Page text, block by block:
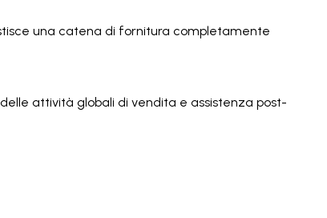
una catena di fornitura completamente
attività globali di vendita e assistenza post-